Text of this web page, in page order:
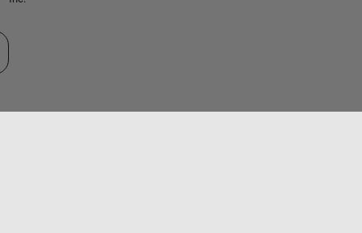
un site web